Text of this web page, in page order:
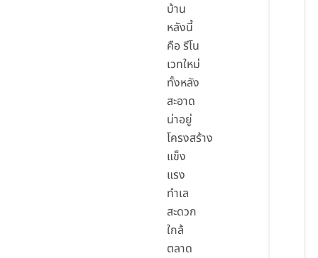
บ้าน
หลังนี้
คือ รีโน
เวทใหม่
ทั้งหลัง
สะอาด
น่าอยู่
โครงสร้าง
แข็ง
แรง
ทำเล
สะดวก
ใกล้
ตลาด